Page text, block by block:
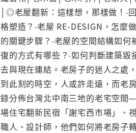
│◎老屋翻新：這樣想，那樣做！‧
格塑造？‧老屋 RE-DESIGN，怎麼
的關鍵步驟？‧老屋的空間結構如
復的方式有哪些？‧如何判斷建築
去與現在連結。老房子的迷人之處
到此刻的時空，人或許走遠，而老
錄分佈台灣北中南三地的老宅空間
場住宅翻新民宿「謝宅西市場」、
職人、設計師，他們如何將老房子